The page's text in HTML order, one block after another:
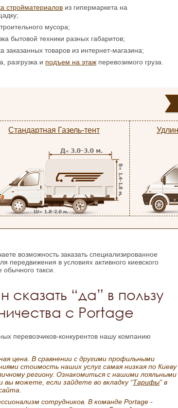
стройматериалов из гипермаркета на
мусора;
бытовой техники разных габаритов;
заказанных товаров из интернет-магазина;
разгрузка и подъем на этаж перевозимого груза.
Стандартная Газель-тент
возможность заказать специализированное
передвижения в условиях активного киевского
такси.
сказать “да” в пользу
с Portage
перевозчиков-конкурентов нашу компанию
цена. В сравнении с другими профильными
стоимость наших услуг самая низкая по Киеву
региону. Ознакомиться с нашими лояльными
вы можете, если зайдете во вкладку “Тарифы” в
сотрудников. В команде Portage -